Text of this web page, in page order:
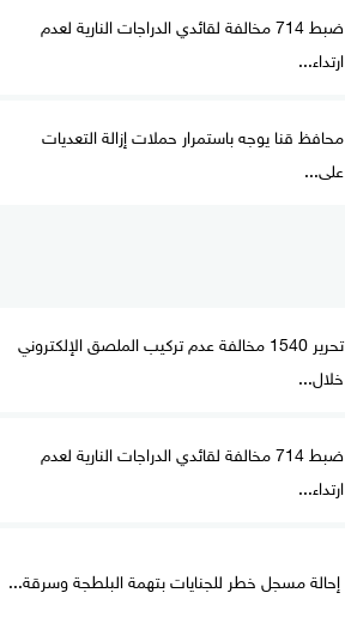
ضبط 714 مخالفة لقائدي الدراجات النارية لعدم
ارتداء...
محافظ قنا يوجه باستمرار حملات إزالة التعديات
على...
تحرير 1540 مخالفة عدم تركيب الملصق الإلكتروني
خلال...
ضبط 714 مخالفة لقائدي الدراجات النارية لعدم
ارتداء...
إحالة مسجل خطر للجنايات بتهمة البلطجة وسرقة...